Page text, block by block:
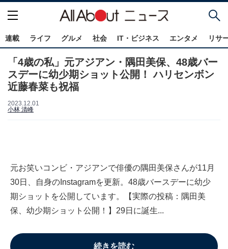
連載 ライフ グルメ 社会 IT・ビジネス エンタメ リサ
「4歳の私」元アジアン・隅田美保、48歳バー
スデーに幼少期ショット公開！ ハリセンボン
近藤春菜も祝福
2023.12.01
小林 清峰
元お笑いコンビ・アジアンで俳優の隅田美保さんが11月
30日、自身のInstagramを更新。48歳バースデーに幼少
期ショットを公開しています。【実際の投稿：隅田美
保、幼少期ショット公開！】29日に誕生...
続きを読む